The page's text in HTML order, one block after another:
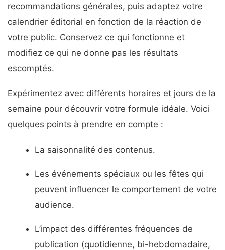
recommandations générales, puis adaptez votre
calendrier éditorial en fonction de la réaction de
votre public. Conservez ce qui fonctionne et
modifiez ce qui ne donne pas les résultats
escomptés.
Expérimentez avec différents horaires et jours de la
semaine pour découvrir votre formule idéale. Voici
quelques points à prendre en compte :
La saisonnalité des contenus.
Les événements spéciaux ou les fêtes qui
peuvent influencer le comportement de votre
audience.
L’impact des différentes fréquences de
publication (quotidienne, bi-hebdomadaire,